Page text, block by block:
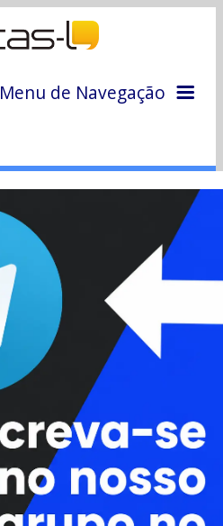
Menu de Navegação
Colunas
Colaboradores
Cursos
Enviar Dica